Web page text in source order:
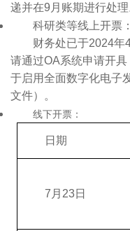
递并在9月账期进行处理
科研类等线上开票：
财务处已于2024年
请通过OA系统申请开
于启用全面数字化电子
文件）。
线下开票：
日期
7月23日